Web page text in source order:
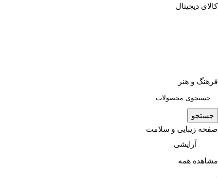
کالای دیجیتال
فرهنگ و هنر
جستجو
صفحه زیبایی و سلامت
آرایشی
مشاهده همه